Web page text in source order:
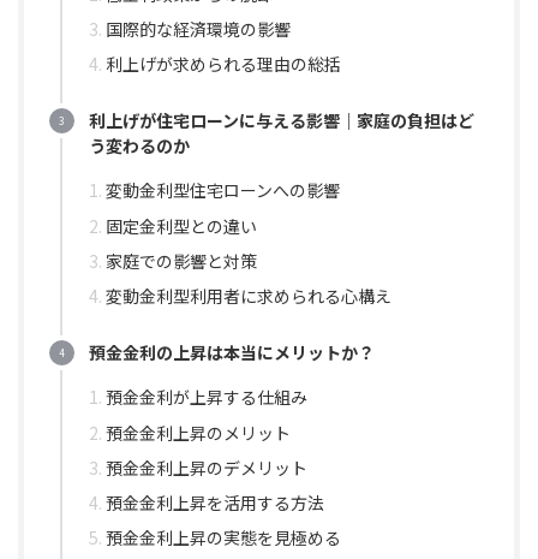
国際的な経済環境の影響
利上げが求められる理由の総括
利上げが住宅ローンに与える影響｜家庭の負担はど
う変わるのか
変動金利型住宅ローンへの影響
固定金利型との違い
家庭での影響と対策
変動金利型利用者に求められる心構え
預金金利の上昇は本当にメリットか？
預金金利が上昇する仕組み
預金金利上昇のメリット
預金金利上昇のデメリット
預金金利上昇を活用する方法
預金金利上昇の実態を見極める